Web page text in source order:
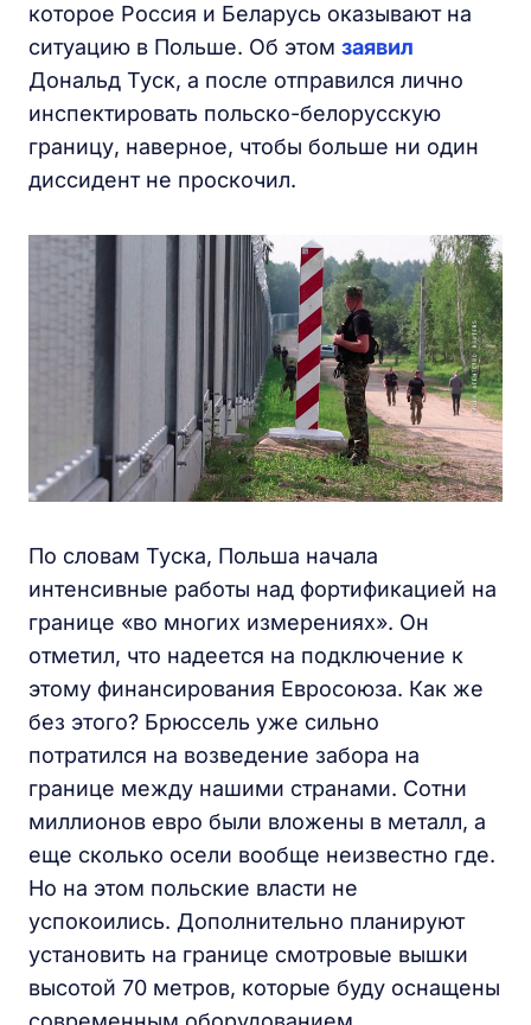
которое Россия и Беларусь оказывают на
ситуацию в Польше. Об этом заявил
Дональд Туск, а после отправился лично
инспектировать польско-белорусскую
границу, наверное, чтобы больше ни один
диссидент не проскочил.
По словам Туска, Польша начала
интенсивные работы над фортификацией на
границе «во многих измерениях». Он
отметил, что надеется на подключение к
этому финансирования Евросоюза. Как же
без этого? Брюссель уже сильно
потратился на возведение забора на
границе между нашими странами. Сотни
миллионов евро были вложены в металл, а
еще сколько осели вообще неизвестно где.
Но на этом польские власти не
успокоились. Дополнительно планируют
установить на границе смотровые вышки
высотой 70 метров, которые буду оснащены